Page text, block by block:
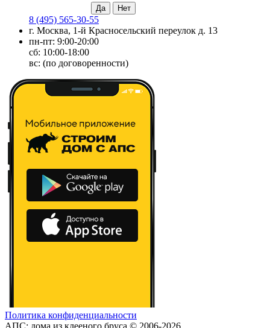
8 (495) 565-30-55
г. Москва, 1-й Красносельский переулок д. 13
пн-пт: 9:00-20:00
сб: 10:00-18:00
вс: (по договоренности)
Политика конфиденциальности